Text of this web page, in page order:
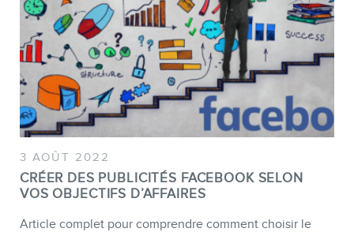
3 AOÛT 2022
CRÉER DES PUBLICITÉS FACEBOOK SELON
VOS OBJECTIFS D’AFFAIRES
Article complet pour comprendre comment choisir le